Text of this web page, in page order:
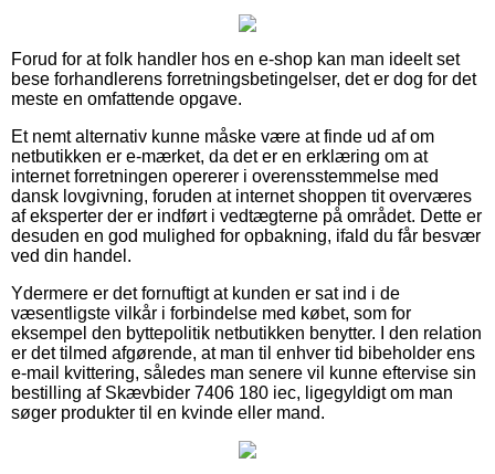
Forud for at folk handler hos en e-shop kan man ideelt set
bese forhandlerens forretningsbetingelser, det er dog for det
meste en omfattende opgave.
Et nemt alternativ kunne måske være at finde ud af om
netbutikken er e-mærket, da det er en erklæring om at
internet forretningen opererer i overensstemmelse med
dansk lovgivning, foruden at internet shoppen tit overværes
af eksperter der er indført i vedtægterne på området. Dette er
desuden en god mulighed for opbakning, ifald du får besvær
ved din handel.
Ydermere er det fornuftigt at kunden er sat ind i de
væsentligste vilkår i forbindelse med købet, som for
eksempel den byttepolitik netbutikken benytter. I den relation
er det tilmed afgørende, at man til enhver tid bibeholder ens
e-mail kvittering, således man senere vil kunne eftervise sin
bestilling af Skævbider 7406 180 iec, ligegyldigt om man
søger produkter til en kvinde eller mand.